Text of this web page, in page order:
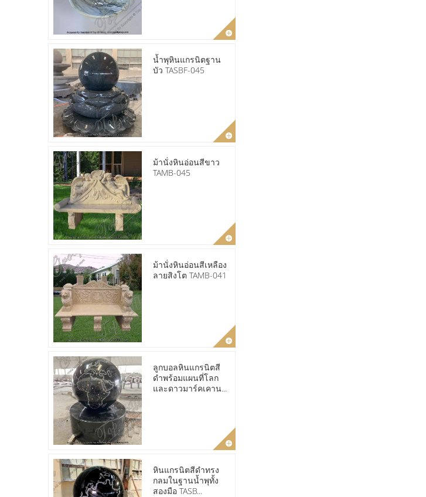
น้ำพุหินแกรนิตฐาน
บัว TASBF-045
ม้านั่งหินอ่อนสีขาว
TAMB-045
ม้านั่งหินอ่อนสีเหลือง
ลายสิงโต TAMB-041
ลูกบอลหินแกรนิตสี
ดำพร้อมแผนที่โลก
และดาวมาร์คเคาน...
หินแกรนิตสีดำทรง
กลมในฐานน้ำพุทั้ง
สองมือ TASB...